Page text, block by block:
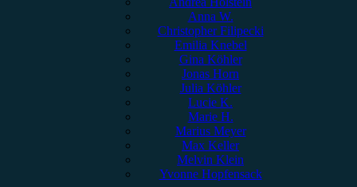
Anna W.
Christopher Filipecki
Emilia Knebel
Gina Köhler
Jonas Horn
Julia Köhler
Lucie K.
Marie H.
Marius Meyer
Max Keller
Melvin Klein
Yvonne Hopfensack